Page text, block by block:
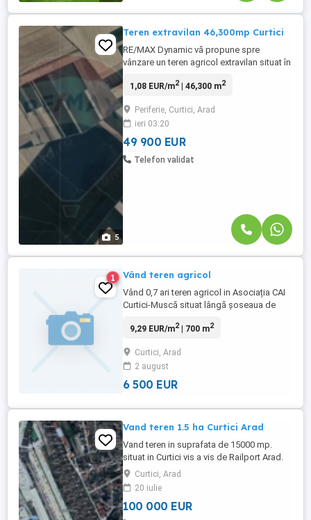
5
Teren extravilan 46,300mp Curtici
RE/MAX Dynamic vă propune spre
vânzare un teren agricol extravilan situat în
are o suprafață totală de 46.300 mp și
pentru activitățile agricole, fiind potrivit
atât pentru exploatare agricolă, cât și ca
investiție pe ...
1,08 EUR/m2| 46,300 m2
Periferie, Curtici, Arad
ieri 03:20
49 900 EUR
Telefon validat
1 Vând teren agricol
Vând 0,7 ari teren agricol in Asociația CAI
Curtici-Muscă situat lângă șoseaua de
9,29 EUR/m2| 700 m2
Curtici, Arad
2 august
6 500 EUR
Vand teren 1.5 ha Curtici Arad
Vand teren in suprafata de 15000 mp.
situat in Curtici vis a vis de Railport Arad.
Terenul are front stradal de 43 m la Drumul
Judetean 792C.
Curtici, Arad
20 iulie
100 000 EUR